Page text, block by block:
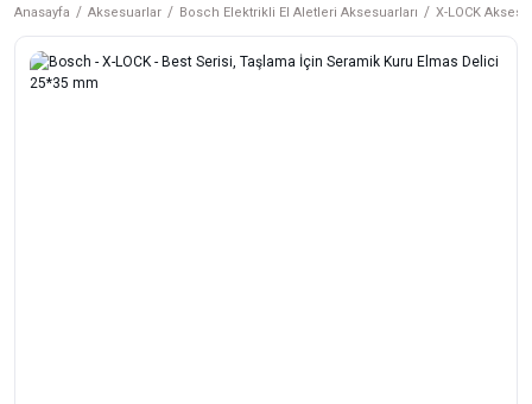
Anasayfa Aksesuarlar Bosch Elektrikli El Aletleri Aksesuarları X-LOCK